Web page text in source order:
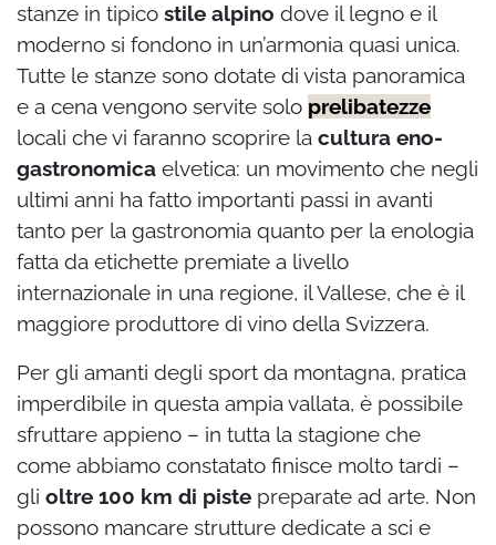
stanze in tipico stile alpino dove il legno e il
moderno si fondono in un’armonia quasi unica.
Tutte le stanze sono dotate di vista panoramica
e a cena vengono servite solo prelibatezze
locali che vi faranno scoprire la cultura eno-
gastronomica elvetica: un movimento che negli
ultimi anni ha fatto importanti passi in avanti
tanto per la gastronomia quanto per la enologia
fatta da etichette premiate a livello
internazionale in una regione, il Vallese, che è il
maggiore produttore di vino della Svizzera.
Per gli amanti degli sport da montagna, pratica
imperdibile in questa ampia vallata, è possibile
sfruttare appieno – in tutta la stagione che
come abbiamo constatato finisce molto tardi –
gli oltre 100 km di piste preparate ad arte. Non
possono mancare strutture dedicate a sci e